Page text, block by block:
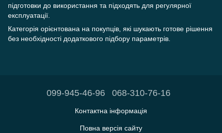
підготовки до використання та підходять для регулярної
експлуатації.
Категорія орієнтована на покупців, які шукають готове рішення
без необхідності додаткового підбору параметрів.
099-945-46-96 068-310-76-16
Контактна інформація
Повна версія сайту